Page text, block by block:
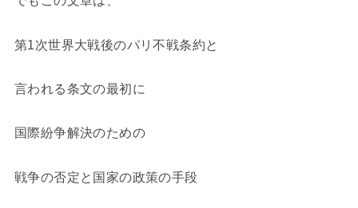
第1次世界大戦後のパリ不戦条約と
言われる条文の最初に
国際紛争解決のための
戦争の否定と国家の政策の手段